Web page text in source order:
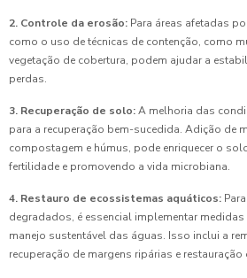
2. Controle da erosão: Para áreas afetadas
como o uso de técnicas de contenção, como
vegetação de cobertura, podem ajudar a
perdas.
3. Recuperação de solo:A melhoria das
para a recuperação bem-sucedida. Adição de
compostagem e húmus, pode enriquecer o
fertilidade e promovendo a vida microbiana.
4. Restauro de ecossistemas aquáticos:
degradados, é essencial implementar
manejo sustentável das águas. Isso inclui a
recuperação de margens ripárias e